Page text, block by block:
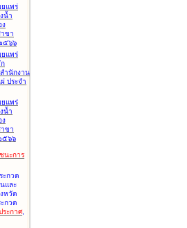
ยแพร่
น้ำ
ง
ขา
๕๖๖
ยแพร่
ำนักงาน
ประจำ
ยแพร่
น้ำ
ง
ขา
๕๖๖
นะการ
ะกวด
และ
หวัด
กวด
ระกาศ,